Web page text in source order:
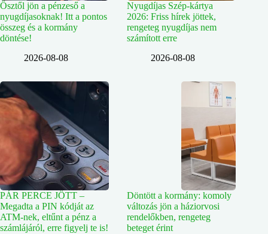
Ősztől jön a pénzeső a
nyugdíjasoknak! Itt a pontos
összeg és a kormány
döntése!
2026-08-08
Nyugdíjas Szép-kártya
2026: Friss hírek jöttek,
rengeteg nyugdíjas nem
számított erre
2026-08-08
PÁR PERCE JÖTT –
Megadta a PIN kódját az
ATM-nek, eltűnt a pénz a
számlájáról, erre figyelj te is!
Döntött a kormány: komoly
változás jön a háziorvosi
rendelőkben, rengeteg
beteget érint